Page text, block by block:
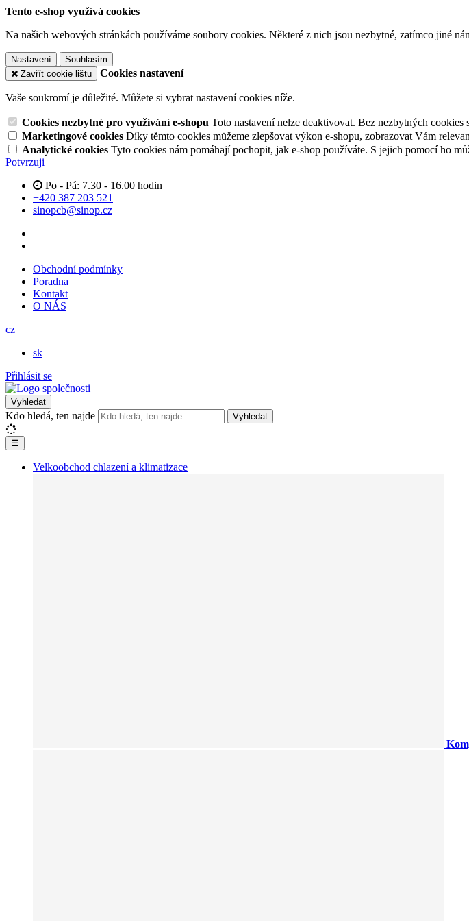
Tento e-shop využívá cookies
Na našich webových stránkách používáme soubory cookies. Některé z nich jsou nezbytné, zatímco jiné
Nastavení
Souhlasím
Zavřít cookie lištu
Cookies nastavení
Vaše soukromí je důležité. Můžete si vybrat nastavení cookies níže.
Cookies nezbytné pro využívání e-shopu Toto nastavení nelze deaktivovat. Bez nezbytných
Marketingové cookies Díky těmto cookies můžeme zlepšovat výkon e-shopu, zobrazovat Vám
Analytické cookies Tyto cookies nám pomáhají pochopit, jak e-shop používáte. S jejich pomocí ho
Potvrzuji
Po - Pá: 7.30 - 16.00 hodin
+420 387 203 521
sinopcb@sinop.cz
Obchodní podmínky
Poradna
Kontakt
O NÁS
cz
sk
Přihlásit se
Vyhledat
Kdo hledá, ten najde Vyhledat
☰
Velkoobchod chlazení a klimatizace